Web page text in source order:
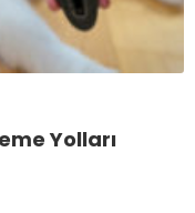
Yolları